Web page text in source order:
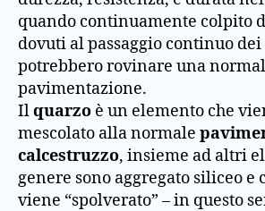
quando continuamente colpito
dovuti al passaggio continuo
potrebbero rovinare una
pavimentazione.
Ilquarzo è un elemento che
mescolato alla normale
calcestruzzo, insieme ad altri
genere sono aggregato siliceo e
viene “spolverato” – in questo